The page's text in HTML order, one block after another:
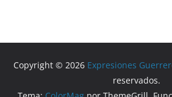
Copyright © 2026 Expresiones
reservados.